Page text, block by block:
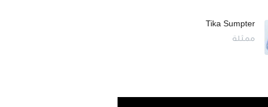
Tika Sumpter
ممثلة